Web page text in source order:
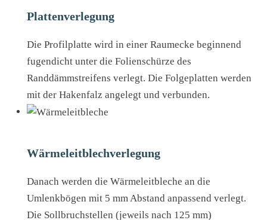
Plattenverlegung
Die Profilplatte wird in einer Raumecke beginnend
fugendicht unter die Folienschürze des
Randdämmstreifens verlegt. Die Folgeplatten werden
mit der Hakenfalz angelegt und verbunden.
Wärmeleitblechverlegung
Danach werden die Wärmeleitbleche an die
Umlenkbögen mit 5 mm Abstand anpassend verlegt.
Die Sollbruchstellen (jeweils nach 125 mm)